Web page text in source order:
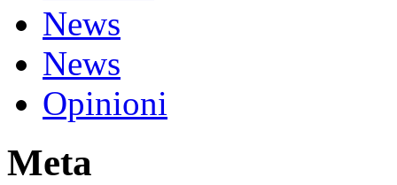
News
News
Opinioni
Meta